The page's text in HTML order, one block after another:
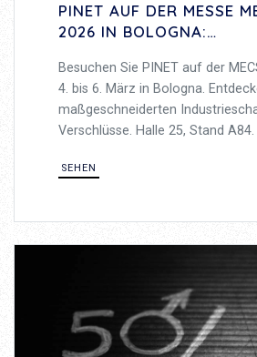
PINET AUF DER MESSE
2026 IN BOLOGNA:
VERSCHLÜSSE
Besuchen Sie PINET auf der
4. bis 6. März in Bologna.
maßgeschneiderten
Verschlüsse. Halle 25, Stand A84.
SEHEN